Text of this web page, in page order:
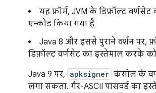
यह फ़ॉर्म, JVM के डिफ़ॉल्ट
एन्कोड किया गया है
Java 8 और इससे पुराने वर्शन पर,
डिफ़ॉल्ट वर्णसेट का इस्तेमाल करके
Java 9 पर, apksigner कंसोल के
लगा सकता. गैर-ASCII पासवर्ड का